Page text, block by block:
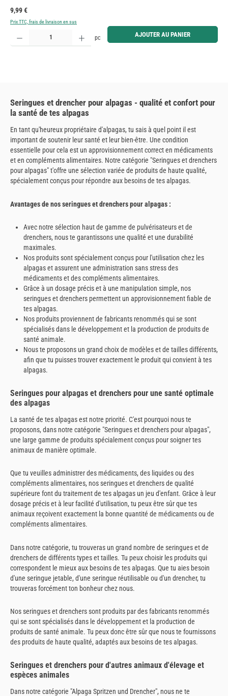
Prix régulier :
9,99 €
Prix TTC, frais de livraison en sus
Quantité de produit : Entrez la quantité souhaitée ou utilisez les boutons pour augmenter ou
pc AJOUTER AU PANIER
Seringues et drencher pour alpagas - qualité et confort pour
la santé de tes alpagas
En tant qu'heureux propriétaire d'alpagas, tu sais à quel point il est
important de soutenir leur santé et leur bien-être. Une condition
essentielle pour cela est un approvisionnement correct en médicaments
et en compléments alimentaires. Notre catégorie "Seringues et drenchers
pour alpagas" t'offre une sélection variée de produits de haute qualité,
spécialement conçus pour répondre aux besoins de tes alpagas.
Avantages de nos seringues et drenchers pour alpagas :
Avec notre sélection haut de gamme de pulvérisateurs et de
drenchers, nous te garantissons une qualité et une durabilité
maximales.
Nos produits sont spécialement conçus pour l'utilisation chez les
alpagas et assurent une administration sans stress des
médicaments et des compléments alimentaires.
Grâce à un dosage précis et à une manipulation simple, nos
seringues et drenchers permettent un approvisionnement fiable de
tes alpagas.
Nos produits proviennent de fabricants renommés qui se sont
spécialisés dans le développement et la production de produits de
santé animale.
Nous te proposons un grand choix de modèles et de tailles différents,
afin que tu puisses trouver exactement le produit qui convient à tes
alpagas.
Seringues pour alpagas et drenchers pour une santé optimale
des alpagas
La santé de tes alpagas est notre priorité. C'est pourquoi nous te
proposons, dans notre catégorie "Seringues et drenchers pour alpagas",
une large gamme de produits spécialement conçus pour soigner tes
animaux de manière optimale.
Que tu veuilles administrer des médicaments, des liquides ou des
compléments alimentaires, nos seringues et drenchers de qualité
supérieure font du traitement de tes alpagas un jeu d'enfant. Grâce à leur
dosage précis et à leur facilité d'utilisation, tu peux être sûr que tes
animaux reçoivent exactement la bonne quantité de médicaments ou de
compléments alimentaires.
Dans notre catégorie, tu trouveras un grand nombre de seringues et de
drenchers de différents types et tailles. Tu peux choisir les produits qui
correspondent le mieux aux besoins de tes alpagas. Que tu aies besoin
d'une seringue jetable, d'une seringue réutilisable ou d'un drencher, tu
trouveras forcément ton bonheur chez nous.
Nos seringues et drenchers sont produits par des fabricants renommés
qui se sont spécialisés dans le développement et la production de
produits de santé animale. Tu peux donc être sûr que nous te fournissons
des produits de haute qualité, adaptés aux besoins de tes alpagas.
Seringues et drenchers pour d'autres animaux d'élevage et
espèces animales
Dans notre catégorie "Alpaga Spritzen und Drencher", nous ne te